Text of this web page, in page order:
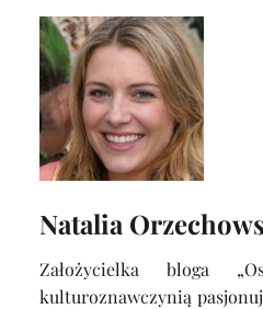
Natalia
Założycielka bloga
kulturoznawczynią